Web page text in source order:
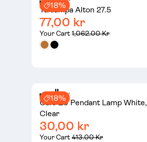
18%
Taklampa Alton 27.5
77,00 kr
Your Cart1,062.00 Kr
18%
Cafe 20 Pendant Lamp White,
Clear
30,00 kr
Your Cart413.00 Kr